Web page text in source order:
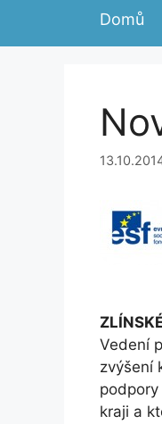
Domů
Vedení
zvýšení
kraji a